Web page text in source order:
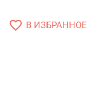
favorite_border В ИЗБРАННОЕ